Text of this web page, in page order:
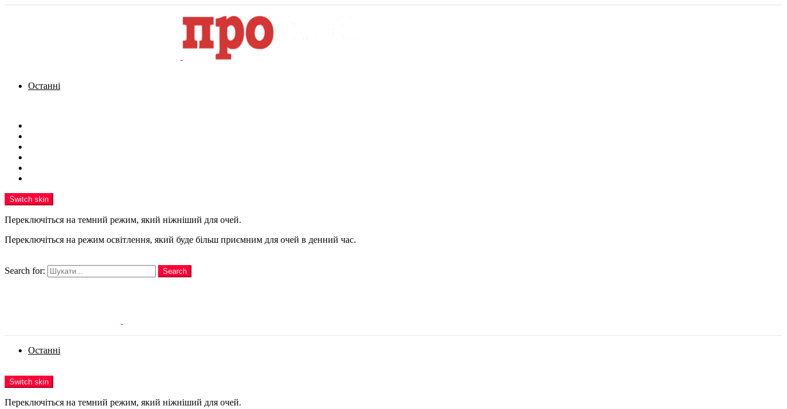
Останні
Switch skin
Переключіться на темний режим, який ніжніший для очей.
Переключіться на режим освітлення, який буде більш приємним для очей в денний час.
Search for:
Search
Останні
Switch skin
Переключіться на темний режим, який ніжніший для очей.